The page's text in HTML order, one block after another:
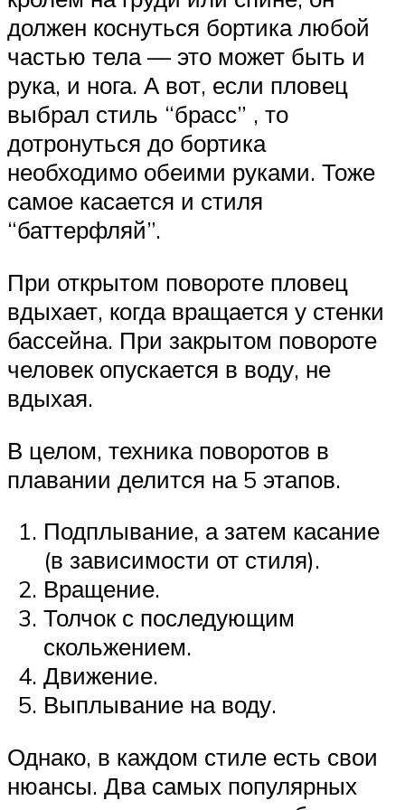
должен коснуться бортика любой
частью тела — это может быть и
рука, и нога. А вот, если пловец
выбрал стиль “брасс” , то
дотронуться до бортика
необходимо обеими руками. Тоже
самое касается и стиля
“баттерфляй”.
При открытом повороте пловец
вдыхает, когда вращается у стенки
бассейна. При закрытом повороте
человек опускается в воду, не
вдыхая.
В целом, техника поворотов в
плавании делится на 5 этапов.
Подплывание, а затем касание
(в зависимости от стиля).
Вращение.
Толчок с последующим
скольжением.
Движение.
Выплывание на воду.
Однако, в каждом стиле есть свои
нюансы. Два самых популярных